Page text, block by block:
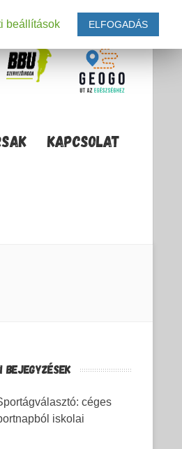
KAPCSOLAT
BEJEGYZÉSEK
céges
iskolai
beállítások ELFOGADÁS